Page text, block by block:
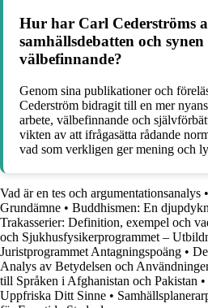
Hur har Carl Cederströms
samhällsdebatten och
välbefinnande?
Genom sina publikationer och
Cederström bidragit till en mer
arbete, välbefinnande och
vikten av att ifrågasätta rådande
vad som verkligen ger mening och
Vad är en tes och argumentationsanalys •
Grundämne • Buddhismen: En
Trakasserier: Definition, exempel och
och Sjukhusfysikerprogrammet –
Juristprogrammet Antagningspoäng •
Analys av Betydelsen och
till Språken i Afghanistan och Pakistan •
Uppfriska Ditt Sinne •